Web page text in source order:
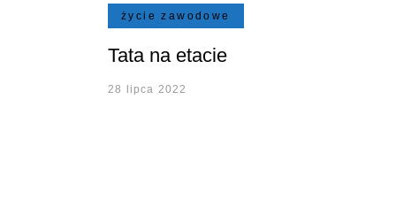
życie zawodowe
Tata na etacie
28 lipca 2022